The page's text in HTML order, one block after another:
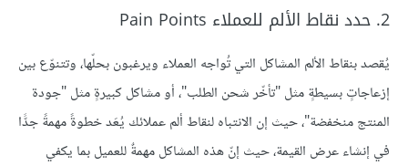
2. حدد نقاط الألم للعملاء Pain Points
يُقصد بنقاط الألم المشاكل التي تُواجه العملاء ويرغبون بحلّها، وتتنوّع بين
إزعاجاتٍ بسيطةٍ مثل "تأخّر شحن الطلب"، أو مشاكل كبيرةٍ مثل "جودة
المنتج منخفضة"، حيث إن الانتباه لنقاط ألم عملائك يُعَد خطوةً مهمةً جدًّا
في إنشاء عرض القيمة، حيث إنّ هذه المشاكل مهمةٌ للعميل بما يكفي